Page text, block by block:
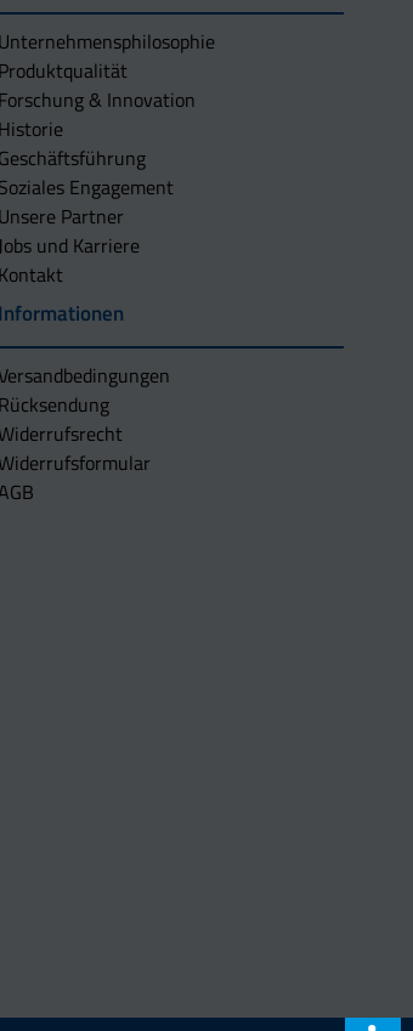
Unternehmens­philosophie
Produktqualität
Forschung & Innovation
Historie
Geschäftsführung
Soziales Engagement
Unsere Partner
und Karriere
Kontakt
Informationen
Rücksendung